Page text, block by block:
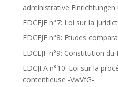
administrative
EDCEJF n°7: Loi sur la
EDCEJF n°8: Etudes
EDCEJF n°9: Constitution du
EDCJFA n°10: Loi sur la
contentieuse -VwVfG-